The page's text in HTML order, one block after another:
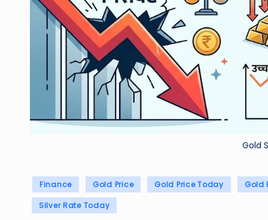
Gold
Posted
in
Finance Gold Price Gold Price Today Gold
Silver Rate Today